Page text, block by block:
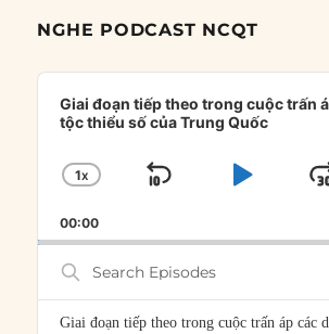
NGHE PODCAST NCQT
Audio
Player
Giai đoạn tiếp theo trong cuộc trấn
tộc thiểu số của Trung Quốc
CHANGE
RATE
1X
SKIP
PLAY
00:00
Search
Episodes
Giai đoạn tiếp theo trong cuộc trấn áp các